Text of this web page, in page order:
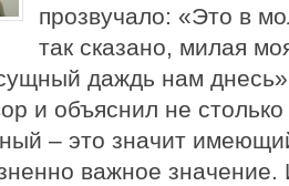
прозвучало: «Это в
так сказано, милая
даждь нам
и объяснил не столько
– это значит
важное значение.